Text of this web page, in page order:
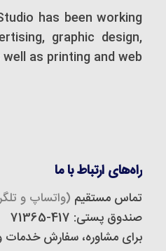
has been working
graphic design,
as printing and web
راه‌های ارتباط با ما
تماس مستقیم (واتساپ و
صندوق پستی: 417-71365
برای مشاوره، سفارش خدمات و